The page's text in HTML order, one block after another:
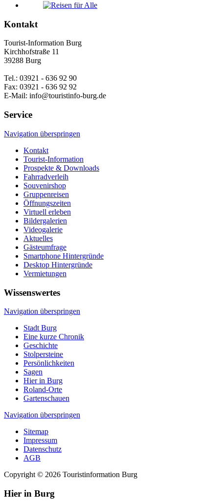
Kontakt
Tourist-Information Burg
Kirchhofstraße 11
39288 Burg
Tel.: 03921 - 636 92 90
Fax: 03921 - 636 92 92
E-Mail: info@touristinfo-burg.de
Service
Navigation überspringen
Kontakt
Tourist-Information
Prospekte & Downloads
Fahrradverleih
Souvenirshop
Gruppenreisen
Öffnungszeiten
Virtuell erleben
Bildergalerien
Videogalerie
Aktuelles
Gästeumfrage
Smartphone Hintergründe
Desktop Hintergründe
Vermietungen
Wissenswertes
Navigation überspringen
Stadt Burg
Eine kurze Chronik
Geschichte
Stolpersteine
Persönlichkeiten
Sagen
Hier in Burg
Roland-Orte
Gartenschauen
Navigation überspringen
Sitemap
Impressum
Datenschutz
AGB
Copyright © 2026 Touristinformation Burg
Hier in Burg